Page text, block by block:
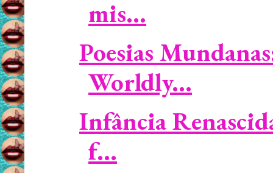
mis...
Poesias
Worldly...
Infância
f...